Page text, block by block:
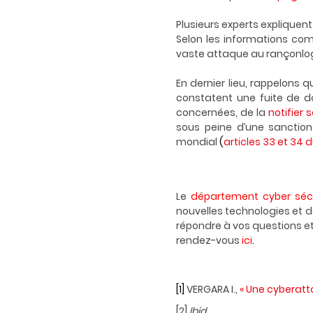
Plusieurs experts
Selon les informations
vaste attaque au
En dernier lieu, rappelons
constatent une fuite de
concernées, de la notifier
sous peine d’une
mondial (articles 33 et 34
Le département cyber
nouvelles technologies et
répondre à vos questions
rendez-vous ici.
[1] VERGARA I., « Une